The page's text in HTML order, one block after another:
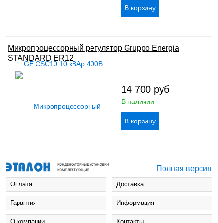
Микропроцессорный регулятор Gruppo Energia
STANDARD ER12
14 700 руб
В наличии
Полная версия
Оплата Доставка
Гарантия Информация
О компании Контакты